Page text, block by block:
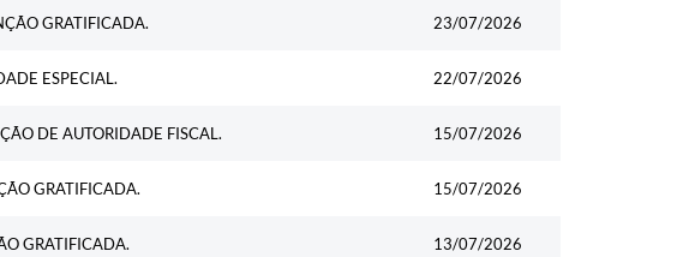
GRATIFICADA. 23/07/2026
ESPECIAL. 22/07/2026
DE AUTORIDADE FISCAL. 15/07/2026
GRATIFICADA. 15/07/2026
GRATIFICADA. 13/07/2026